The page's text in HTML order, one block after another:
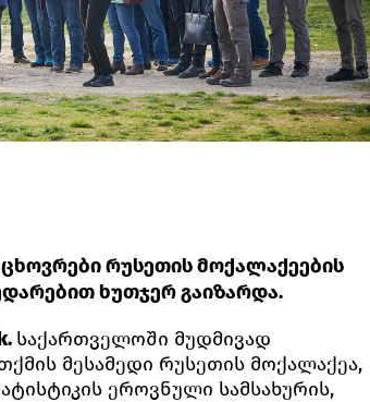
რუსეთის მოქალაქეების
ხუთჯერ გაიზარდა.
საქართველოში მუდმივად
მესამედი რუსეთის მოქალაქეა,
ეროვნული სამსახურის,